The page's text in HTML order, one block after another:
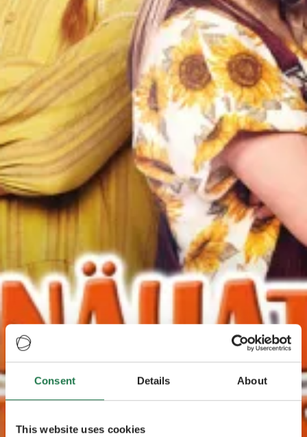
Consent Details About
This website uses cookies